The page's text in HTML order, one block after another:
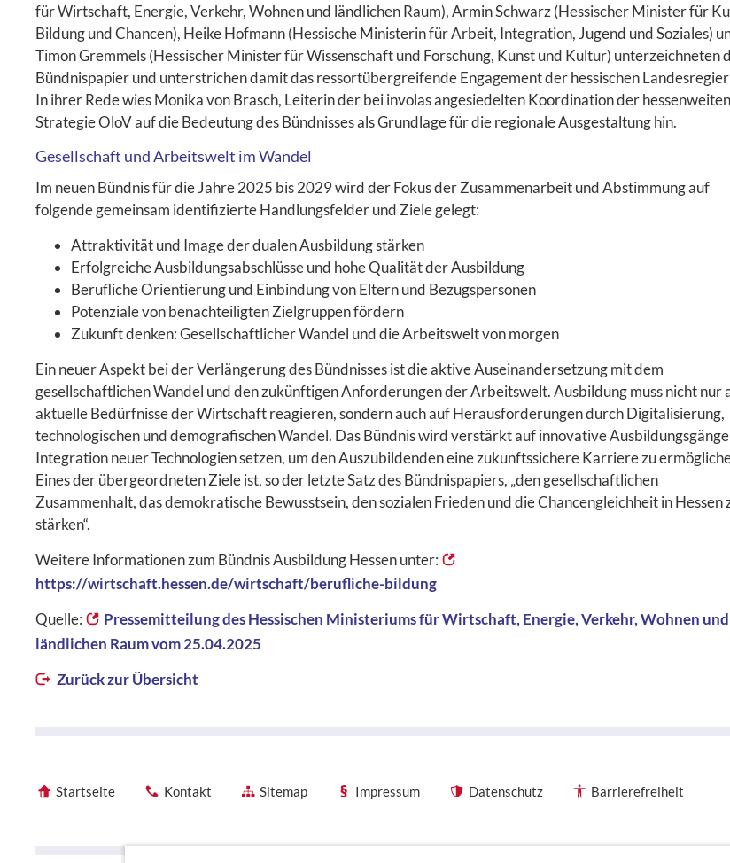
für Wirtschaft, Energie, Verkehr, Wohnen und ländlichen Raum), Armin Schwarz (Hessischer Minister für
Bildung und Chancen), Heike Hofmann (Hessische Ministerin für Arbeit, Integration, Jugend und Soziales)
Timon Gremmels (Hessischer Minister für Wissenschaft und Forschung, Kunst und Kultur) unterzeichneten
Bündnispapier und unterstrichen damit das ressortübergreifende Engagement der hessischen
In ihrer Rede wies Monika von Brasch, Leiterin der bei involas angesiedelten Koordination der hessenweiten
Strategie OloV auf die Bedeutung des Bündnisses als Grundlage für die regionale Ausgestaltung hin.
Gesellschaft und Arbeitswelt im Wandel
Im neuen Bündnis für die Jahre 2025 bis 2029 wird der Fokus der Zusammenarbeit und Abstimmung auf
folgende gemeinsam identifizierte Handlungsfelder und Ziele gelegt:
Attraktivität und Image der dualen Ausbildung stärken
Erfolgreiche Ausbildungsabschlüsse und hohe Qualität der Ausbildung
Berufliche Orientierung und Einbindung von Eltern und Bezugspersonen
Potenziale von benachteiligten Zielgruppen fördern
Zukunft denken: Gesellschaftlicher Wandel und die Arbeitswelt von morgen
Ein neuer Aspekt bei der Verlängerung des Bündnisses ist die aktive Auseinandersetzung mit dem
gesellschaftlichen Wandel und den zukünftigen Anforderungen der Arbeitswelt. Ausbildung muss nicht nur
aktuelle Bedürfnisse der Wirtschaft reagieren, sondern auch auf Herausforderungen durch Digitalisierung,
technologischen und demografischen Wandel. Das Bündnis wird verstärkt auf innovative
Integration neuer Technologien setzen, um den Auszubildenden eine zukunftssichere Karriere zu
Eines der übergeordneten Ziele ist, so der letzte Satz des Bündnispapiers, „den gesellschaftlichen
Zusammenhalt, das demokratische Bewusstsein, den sozialen Frieden und die Chancengleichheit in Hessen
stärken“.
Weitere Informationen zum Bündnis Ausbildung Hessen unter:
https://wirtschaft.hessen.de/wirtschaft/berufliche-bildung
Quelle:
Pressemitteilung des Hessischen Ministeriums für Wirtschaft, Energie, Verkehr, Wohnen und
ländlichen Raum vom 25.04.2025
Zurück zur Übersicht
Startseite Kontakt Sitemap Impressum Datenschutz Barrierefreiheit